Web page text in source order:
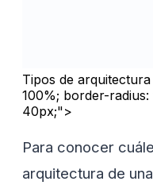
Tipos de
100%; border-
40px;">
Para conocer
arquitectura de